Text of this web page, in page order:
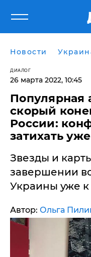
Новости
ДИАЛОГ
26 марта 2022, 10:45
Популярная
скорый
России:
затихать
​Звезды и
завершении
Украины уже к
Автор: Ольга